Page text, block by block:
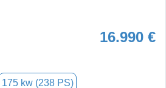
16.990 €
175 kw (238 PS)